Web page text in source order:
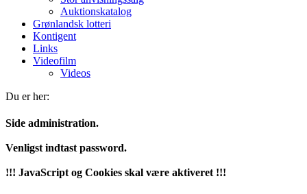
Auktionskatalog
Grønlandsk lotteri
Kontigent
Links
Videofilm
Videos
Du er her:
Side administration.
Venligst indtast password.
!!! JavaScript og Cookies skal være aktiveret !!!